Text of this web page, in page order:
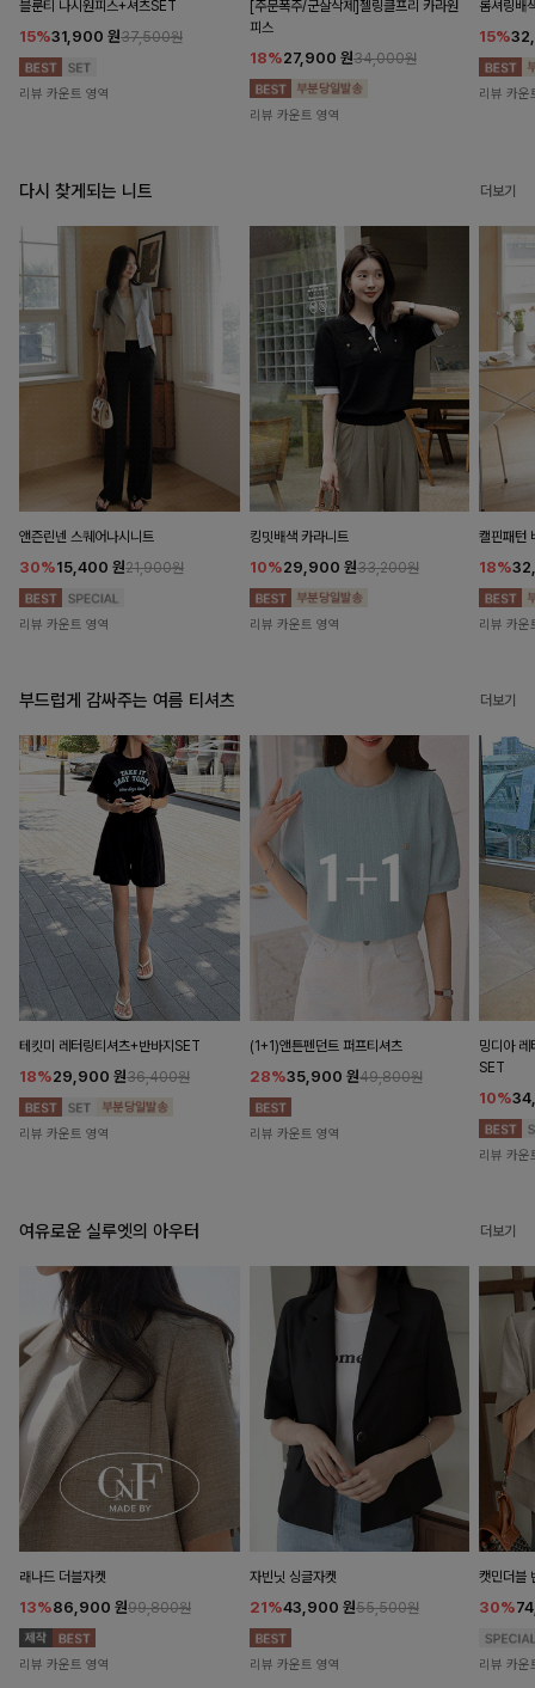
블룬티 나시원피스+셔츠SET
15%31,900 원37,500원
리뷰 카운트 영역
[주문폭주/군살삭제]젤링클프리 카라원
피스
18%27,900 원34,000원
리뷰 카운트 영역
롬셔링배
15%
리뷰 카운
다시 찾게되는 니트 더보기
앤즌린넨 스퀘어나시니트
30%15,400 원21,900원
리뷰 카운트 영역
킹밋배색 카라니트
10%29,900 원33,200원
리뷰 카운트 영역
캘핀패턴
18%
리뷰 카운
부드럽게 감싸주는 여름 티셔츠 더보기
테킷미 레터링티셔츠+반바지SET
18%29,900 원36,400원
리뷰 카운트 영역
(1+1)앤튼펜던트 퍼프티셔츠
28%35,900 원49,800원
리뷰 카운트 영역
밍디아 레
SET
10%
리뷰 카운
여유로운 실루엣의 아우터 더보기
래나드 더블자켓
13%86,900 원99,800원
리뷰 카운트 영역
자빈닛 싱글자켓
21%43,900 원55,500원
리뷰 카운트 영역
캣민더블
30%
리뷰 카운